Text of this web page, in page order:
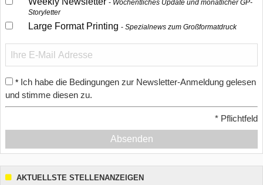
Wöchentliches Update und monatlicher GP-
Storyletter
Large Format Printing Spezialnews zum Großformatdruck
* Ich habe die Bedingungen zur Newsletter-Anmeldung gelesen
und stimme diesen zu.
* Pflichtfeld
Absenden
AKTUELLSTE STELLENANZEIGEN